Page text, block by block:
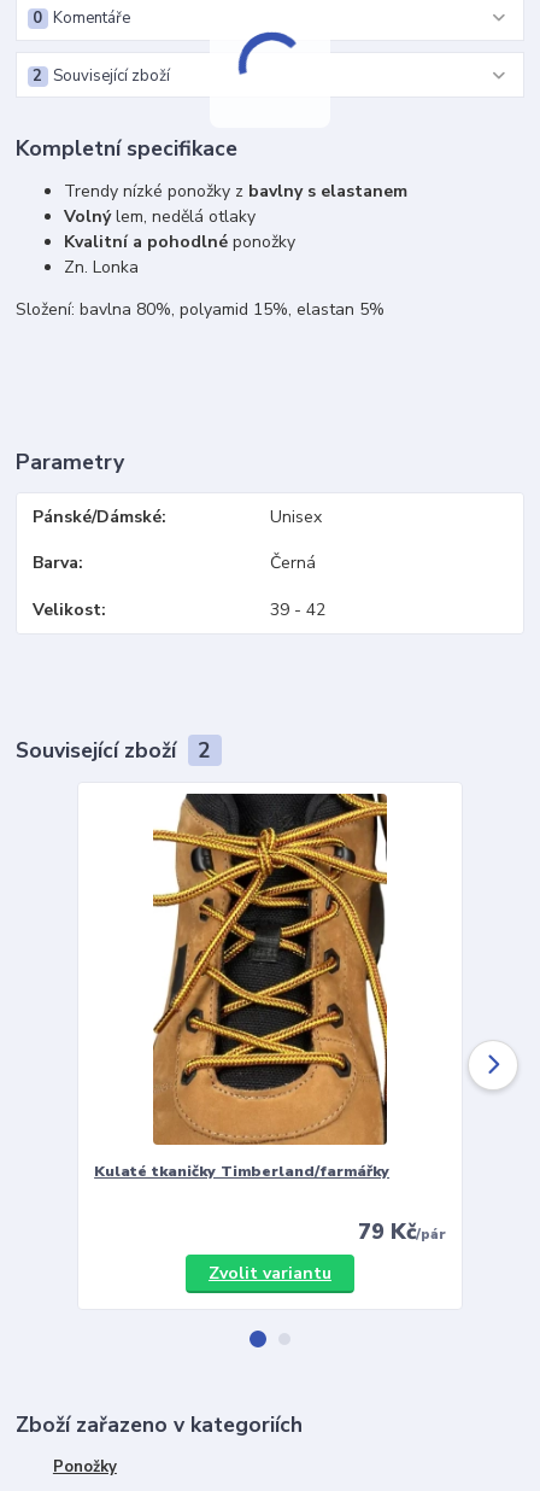
Komentáře
0
Související zboží
2
Kompletní specifikace
Trendy nízké ponožky z bavlny s elastanem
Volnýlem, nedělá otlaky
Kvalitní a pohodlnéponožky
Zn. Lonka
Složení: bavlna 80%, polyamid 15%, elastan 5%
Parametry
Pánské/Dámské Unisex
Barva Černá
Velikost 39 - 42
Související zboží 2
Kulaté tkaničky Timberland/farmářky
79 Kč/pár
Zvolit variantu
Zboží zařazeno v kategoriích
Ponožky